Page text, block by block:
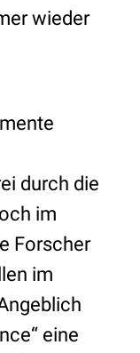
wieder
durch die
im
Forscher
im
eine